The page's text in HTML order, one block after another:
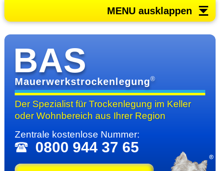
MENU ausklappen
BAS
Mauerwerkstrockenlegung®
Der Spezialist für Trocken­legung im Keller
oder Wohn­bereichaus Ihrer Region
Zentrale kosten­lose Nummer:
0800 944 37 65